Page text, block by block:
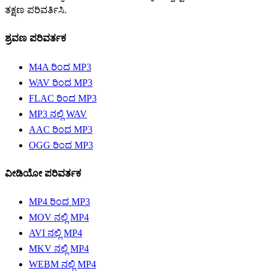
ತಕ್ಷಣ ಪರಿವರ್ತಿಸಿ.
ಶ್ರವಣ ಪರಿವರ್ತಕ
M4A ರಿಂದ MP3
WAV ರಿಂದ MP3
FLAC ರಿಂದ MP3
MP3 ನಲ್ಲಿ WAV
AAC ರಿಂದ MP3
OGG ರಿಂದ MP3
ವೀಡಿಯೋ ಪರಿವರ್ತಕ
MP4 ರಿಂದ MP3
MOV ನಲ್ಲಿ MP4
AVI ನಲ್ಲಿ MP4
MKV ನಲ್ಲಿ MP4
WEBM ನಲ್ಲಿ MP4